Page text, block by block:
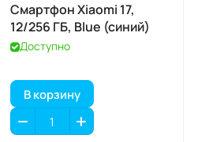
Смартфон Xiaomi 17,
12/256 ГБ, Blue (синий)
Доступно
В корзину